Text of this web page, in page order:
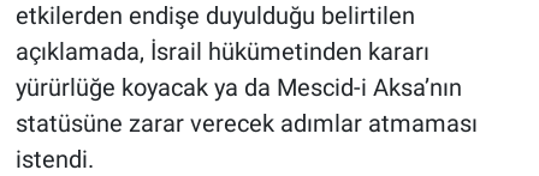
etkilerden endişe duyulduğu belirtilen
açıklamada, İsrail hükümetinden kararı
yürürlüğe koyacak ya da Mescid-i Aksa’nın
statüsüne zarar verecek adımlar atmaması
istendi.